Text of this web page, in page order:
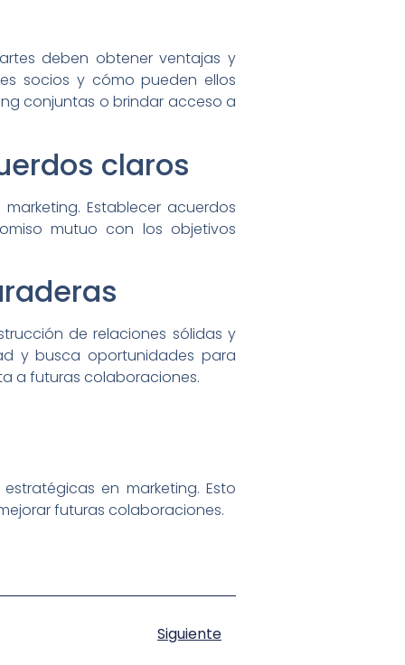
deben obtener ventajas y
socios y cómo pueden ellos
conjuntas o brindar acceso a
claros
Establecer acuerdos
mutuo con los objetivos
de relaciones sólidas y
y busca oportunidades para
a futuras colaboraciones.
en marketing. Esto
futuras colaboraciones.
Siguiente